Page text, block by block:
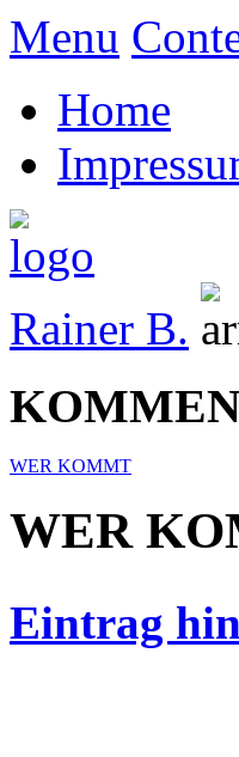
Menu
Home
Rainer B.
WER KOMMT
WER
Eintrag